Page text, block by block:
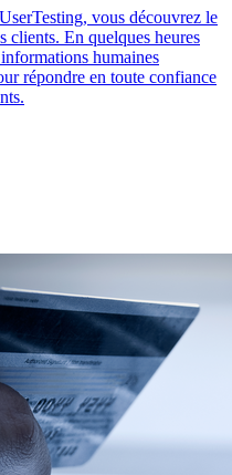
vous découvrez le
clients. En quelques heures
humaines
répondre en toute confiance